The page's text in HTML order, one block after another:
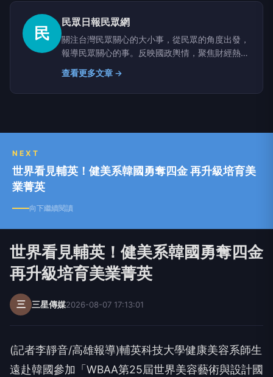
民
民眾日報民眾網
關注台灣民眾關心的大小事，從民眾的角度出發，
報導民眾關心的事。反映國政輿情，聚焦財經熱
點，堅持與網路上的鄉民，與馬路上的市民站在一
起。
查看更多文章 →
NEXT
世界看見輔英！健美系韓國勇奪四金 再升級培育美
業菁英
向下繼續閱讀
世界看見輔英！健美系韓國勇奪四金
再升級培育美業菁英
三 三星傳媒2026-08-07 17:13:01
(記者李靜音/高雄報導)輔英科技大學健康美容系師生
遠赴韓國參加「WBAA第25屆世界美容藝術與設計國